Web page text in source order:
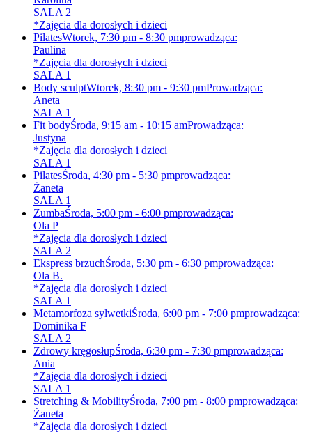
SALA 2
*Zajęcia dla dorosłych i dzieci
PilatesWtorek, 7:30 pm - 8:30 pmprowadząca:
Paulina
*Zajęcia dla dorosłych i dzieci
SALA 1
Body sculptWtorek, 8:30 pm - 9:30 pmProwadząca:
Aneta
SALA 1
Fit bodyŚroda, 9:15 am - 10:15 amProwadząca:
Justyna
*Zajęcia dla dorosłych i dzieci
SALA 1
PilatesŚroda, 4:30 pm - 5:30 pmprowadząca:
Żaneta
SALA 1
ZumbaŚroda, 5:00 pm - 6:00 pmprowadząca:
Ola P
*Zajęcia dla dorosłych i dzieci
SALA 2
Ekspress brzuchŚroda, 5:30 pm - 6:30 pmprowadząca:
Ola B.
*Zajęcia dla dorosłych i dzieci
SALA 1
Metamorfoza sylwetkiŚroda, 6:00 pm - 7:00 pmprowadząca:
Dominika F
SALA 2
Zdrowy kręgosłupŚroda, 6:30 pm - 7:30 pmprowadząca:
Ania
*Zajęcia dla dorosłych i dzieci
SALA 1
Stretching & MobilityŚroda, 7:00 pm - 8:00 pmprowadząca:
Żaneta
*Zajęcia dla dorosłych i dzieci